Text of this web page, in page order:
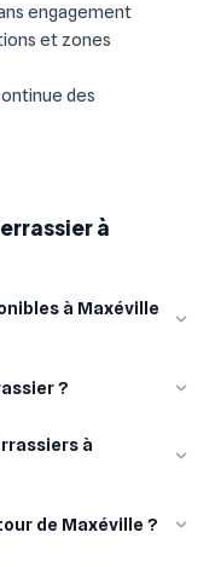
engagement
et zones
des
à
à Maxéville
?
à
de Maxéville ?